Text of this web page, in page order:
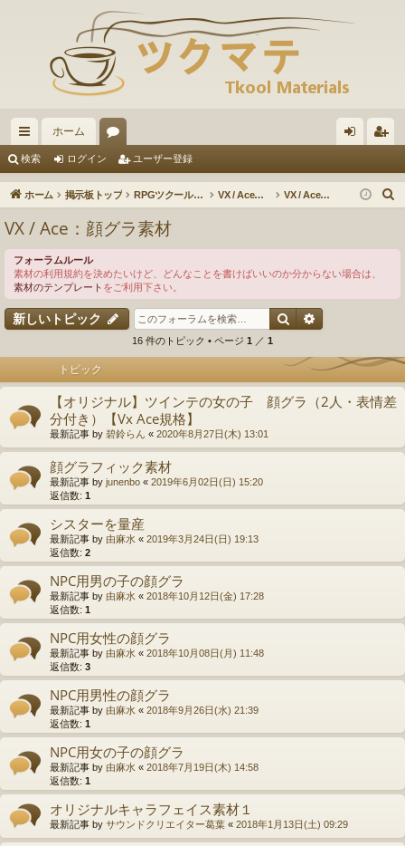
イ
ッ
ン
ク
ホーム
ー
ム
イ ザ
検索 ログイン ユーザー登録
ホーム 掲示板トップ RPGツクールVX / VXAce / XP / 2000 VX / Ace：素材の投稿・ダウンロード VX / Ace：顔グラ素材
VX / Ace：顔グラ素材
フォーラムルール
素材の利用規約を決めたいけど、どんなことを書けばいいのか分からない場合は、
素材のテンプレート をご利用下さい。
新しいトピック 検索
16 件のトピック • ページ 1 ／ 1
トピック
【オリジナル】ツインテの女の子 顔グラ（2人・表情差
分付き）【Vx Ace規格】
最新記事 by 碧鈴らん « 2020年8月27日(木) 13:01
顔グラフィック素材
最新記事 by junenbo « 2019年6月02日(日) 15:20
返信数: 1
シスターを量産
最新記事 by 由麻水 « 2019年3月24日(日) 19:13
返信数: 2
NPC用男の子の顔グラ
最新記事 by 由麻水 « 2018年10月12日(金) 17:28
返信数: 1
NPC用女性の顔グラ
最新記事 by 由麻水 « 2018年10月08日(月) 11:48
返信数: 3
NPC用男性の顔グラ
最新記事 by 由麻水 « 2018年9月26日(水) 21:39
返信数: 1
NPC用女の子の顔グラ
最新記事 by 由麻水 « 2018年7月19日(木) 14:58
返信数: 1
オリジナルキャラフェイス素材１
最新記事 by サウンドクリエイター葛葉 « 2018年1月13日(土) 09:29